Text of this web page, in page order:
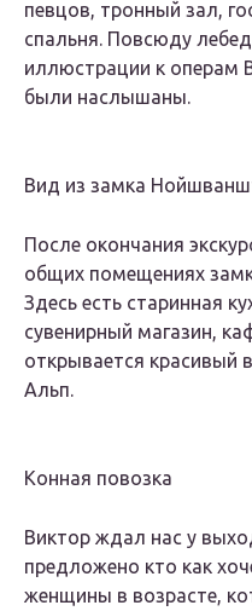
певцов, тронный зал,
спальня. Повсюду
иллюстрации к операм
были наслышаны.
Вид из замка
После окончания
общих помещениях
Здесь есть старинная
сувенирный магазин,
открывается красивый
Альп.
Конная повозка
Виктор ждал нас у
предложено кто как
женщины в возрасте,